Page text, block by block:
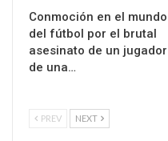
Conmoción en el mundo
del fútbol por el brutal
asesinato de un jugador
de una…
PREV NEXT